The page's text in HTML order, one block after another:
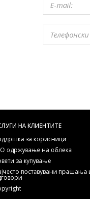
НА КЛИЕНТИТЕ
за корисници
одржување на облека
за купување
поставувани прашања